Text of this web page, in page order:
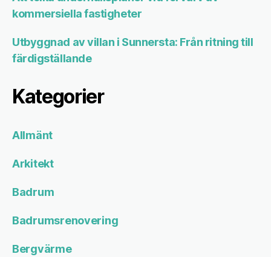
kommersiella fastigheter
Utbyggnad av villan i Sunnersta: Från ritning till
färdigställande
Kategorier
Allmänt
Arkitekt
Badrum
Badrumsrenovering
Bergvärme